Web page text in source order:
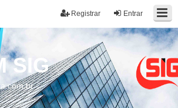
Entrar
Registrar
SIG